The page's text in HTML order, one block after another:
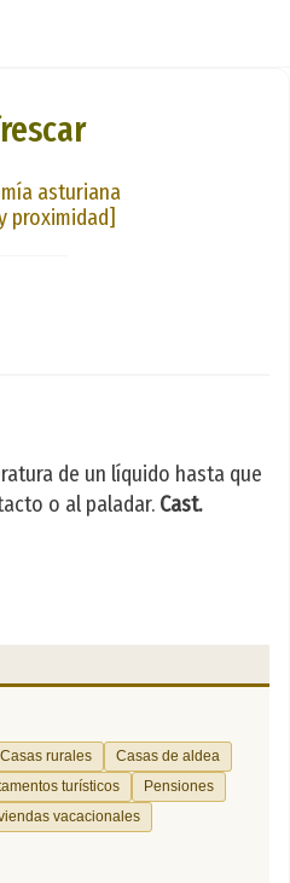
asturiana
proximidad]
de un líquido hasta que
o al paladar. Cast.